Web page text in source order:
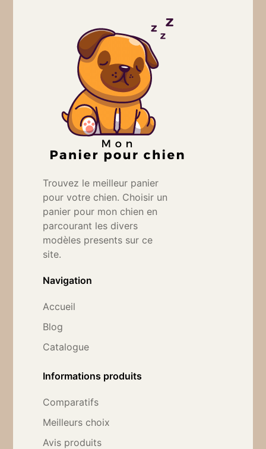
Trouvez le meilleur panier
pour votre chien. Choisir un
panier pour mon chien en
parcourant les divers
modèles presents sur ce
site.
Navigation
Accueil
Blog
Catalogue
Informations produits
Comparatifs
Meilleurs choix
Avis produits